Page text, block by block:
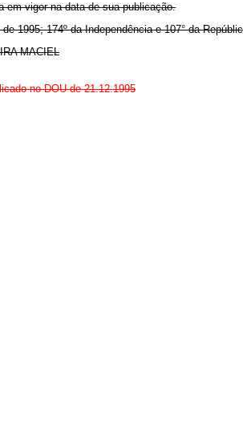
em vigor na data de sua publicação.
1995; 174º da Independência e 107° da
MACIEL
no DOU de 21.12.1995